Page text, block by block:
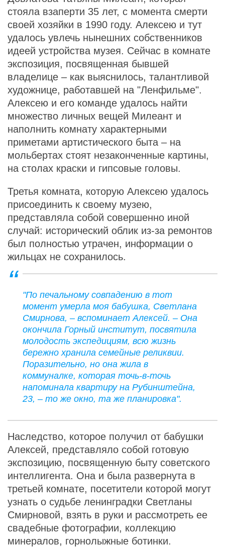
стояла взаперти 35 лет, с момента смерти
своей хозяйки в 1990 году. Алексею и тут
удалось увлечь нынешних собственников
идеей устройства музея. Сейчас в комнате
экспозиция, посвященная бывшей
владелице – как выяснилось, талантливой
художнице, работавшей на "Ленфильме".
Алексею и его команде удалось найти
множество личных вещей Милеант и
наполнить комнату характерными
приметами артистического быта – на
мольбертах стоят незаконченные картины,
на столах краски и гипсовые головы.
Третья комната, которую Алексею удалось
присоединить к своему музею,
представляла собой совершенно иной
случай: исторический облик из-за ремонтов
был полностью утрачен, информации о
жильцах не сохранилось.
"По печальному совпадению в тот
момент умерла моя бабушка, Светлана
Смирнова, – вспоминает Алексей. – Она
окончила Горный институт, посвятила
молодость экспедициям, всю жизнь
бережно хранила семейные реликвии.
Поразительно, но она жила в
коммуналке, которая точь-в-точь
напоминала квартиру на Рубинштейна,
23, – то же окно, та же планировка".
Наследство, которое получил от бабушки
Алексей, представляло собой готовую
экспозицию, посвященную быту советского
интеллигента. Она и была развернута в
третьей комнате, посетители которой могут
узнать о судьбе ленинградки Светланы
Смирновой, взять в руки и рассмотреть ее
свадебные фотографии, коллекцию
минералов, горнолыжные ботинки.